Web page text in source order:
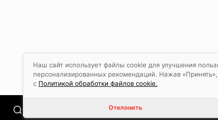
Наш сайт использует файлы cookie для улучшения
персонализированных рекомендаций. Нажав
с Политикой обработки файлов cookie.
Отклонить